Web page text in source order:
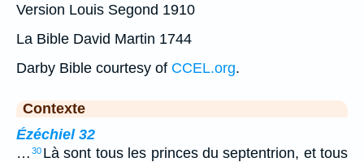
Version Louis Segond 1910
La Bible David Martin 1744
Darby Bible courtesy of CCEL.org.
Contexte
Ézéchiel 32
… 30 Là sont tous les princes du septentrion, et tous